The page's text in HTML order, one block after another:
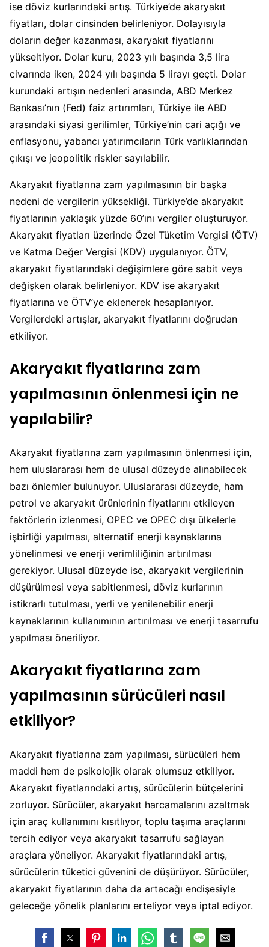
ise döviz kurlarındaki artış. Türkiye’de akaryakıt
fiyatları, dolar cinsinden belirleniyor. Dolayısıyla
doların değer kazanması, akaryakıt fiyatlarını
yükseltiyor. Dolar kuru, 2023 yılı başında 3,5 lira
civarında iken, 2024 yılı başında 5 lirayı geçti. Dolar
kurundaki artışın nedenleri arasında, ABD Merkez
Bankası’nın (Fed) faiz artırımları, Türkiye ile ABD
arasındaki siyasi gerilimler, Türkiye’nin cari açığı ve
enflasyonu, yabancı yatırımcıların Türk varlıklarından
çıkışı ve jeopolitik riskler sayılabilir.
Akaryakıt fiyatlarına zam yapılmasının bir başka
nedeni de vergilerin yüksekliği. Türkiye’de akaryakıt
fiyatlarının yaklaşık yüzde 60’ını vergiler oluşturuyor.
Akaryakıt fiyatları üzerinde Özel Tüketim Vergisi (ÖTV)
ve Katma Değer Vergisi (KDV) uygulanıyor. ÖTV,
akaryakıt fiyatlarındaki değişimlere göre sabit veya
değişken olarak belirleniyor. KDV ise akaryakıt
fiyatlarına ve ÖTV’ye eklenerek hesaplanıyor.
Vergilerdeki artışlar, akaryakıt fiyatlarını doğrudan
etkiliyor.
Akaryakıt fiyatlarına zam
yapılmasının önlenmesi için ne
yapılabilir?
Akaryakıt fiyatlarına zam yapılmasının önlenmesi için,
hem uluslararası hem de ulusal düzeyde alınabilecek
bazı önlemler bulunuyor. Uluslararası düzeyde, ham
petrol ve akaryakıt ürünlerinin fiyatlarını etkileyen
faktörlerin izlenmesi, OPEC ve OPEC dışı ülkelerle
işbirliği yapılması, alternatif enerji kaynaklarına
yönelinmesi ve enerji verimliliğinin artırılması
gerekiyor. Ulusal düzeyde ise, akaryakıt vergilerinin
düşürülmesi veya sabitlenmesi, döviz kurlarının
istikrarlı tutulması, yerli ve yenilenebilir enerji
kaynaklarının kullanımının artırılması ve enerji tasarrufu
yapılması öneriliyor.
Akaryakıt fiyatlarına zam
yapılmasının sürücüleri nasıl
etkiliyor?
Akaryakıt fiyatlarına zam yapılması, sürücüleri hem
maddi hem de psikolojik olarak olumsuz etkiliyor.
Akaryakıt fiyatlarındaki artış, sürücülerin bütçelerini
zorluyor. Sürücüler, akaryakıt harcamalarını azaltmak
için araç kullanımını kısıtlıyor, toplu taşıma araçlarını
tercih ediyor veya akaryakıt tasarrufu sağlayan
araçlara yöneliyor. Akaryakıt fiyatlarındaki artış,
sürücülerin tüketici güvenini de düşürüyor. Sürücüler,
akaryakıt fiyatlarının daha da artacağı endişesiyle
geleceğe yönelik planlarını erteliyor veya iptal ediyor.